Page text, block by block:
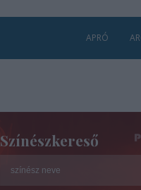
APRÓ
Színészkereső